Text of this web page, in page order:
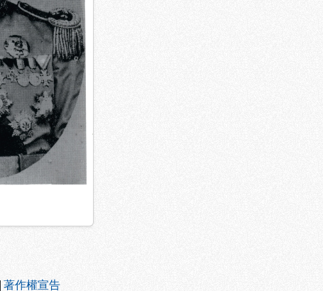
|著作權宣告